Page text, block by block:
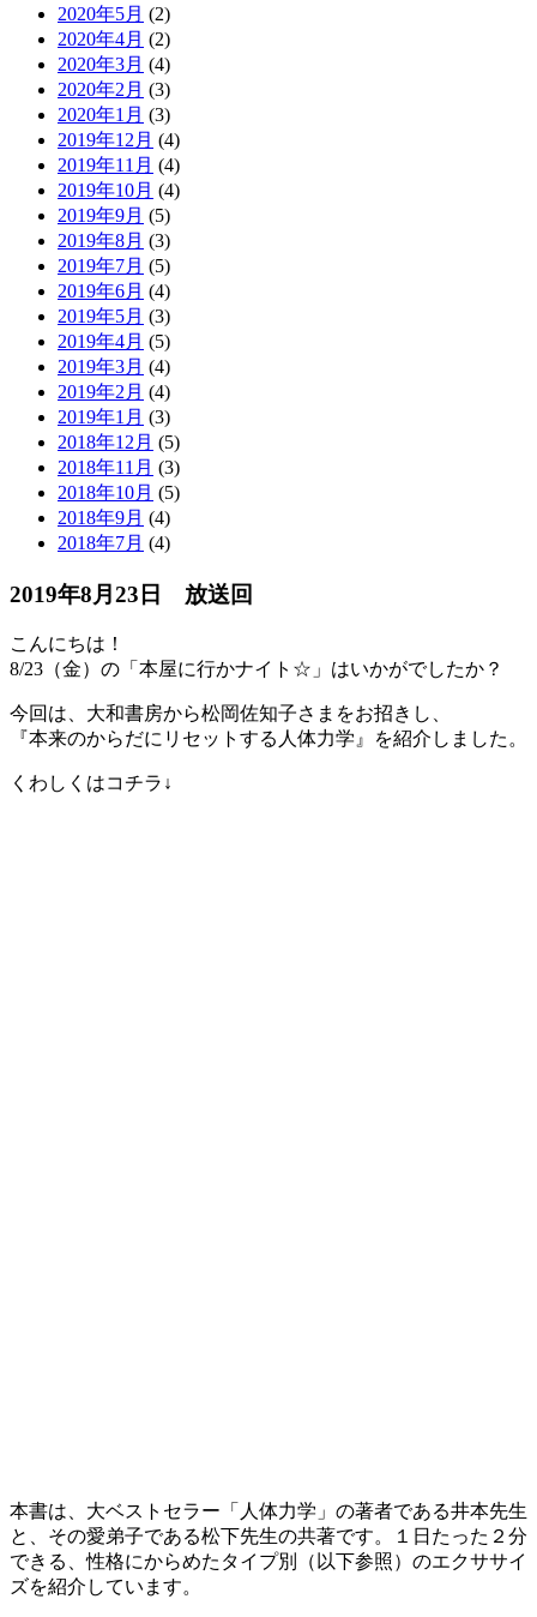
2020年5月 (2)
2020年4月 (2)
2020年3月 (4)
2020年2月 (3)
2020年1月 (3)
2019年12月 (4)
2019年11月 (4)
2019年10月 (4)
2019年9月 (5)
2019年8月 (3)
2019年7月 (5)
2019年6月 (4)
2019年5月 (3)
2019年4月 (5)
2019年3月 (4)
2019年2月 (4)
2019年1月 (3)
2018年12月 (5)
2018年11月 (3)
2018年10月 (5)
2018年9月 (4)
2018年7月 (4)
2019年8月23日 放送回
こんにちは！
8/23（金）の「本屋に行かナイト☆」はいかがでしたか？
今回は、大和書房から松岡佐知子さまをお招きし、
『本来のからだにリセットする人体力学』を紹介しました。
くわしくはコチラ↓
本書は、大ベストセラー「人体力学」の著者である井本先生
と、その愛弟子である松下先生の共著です。１日たった２分
できる、性格にからめたタイプ別（以下参照）のエクササイ
ズを紹介しています。